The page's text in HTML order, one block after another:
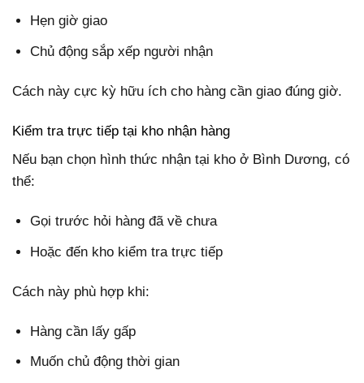
Hẹn giờ giao
Chủ động sắp xếp người nhận
Cách này cực kỳ hữu ích cho hàng cần giao đúng giờ.
Kiểm tra trực tiếp tại kho nhận hàng
Nếu bạn chọn hình thức nhận tại kho ở Bình Dương, có
thể:
Gọi trước hỏi hàng đã về chưa
Hoặc đến kho kiểm tra trực tiếp
Cách này phù hợp khi:
Hàng cần lấy gấp
Muốn chủ động thời gian